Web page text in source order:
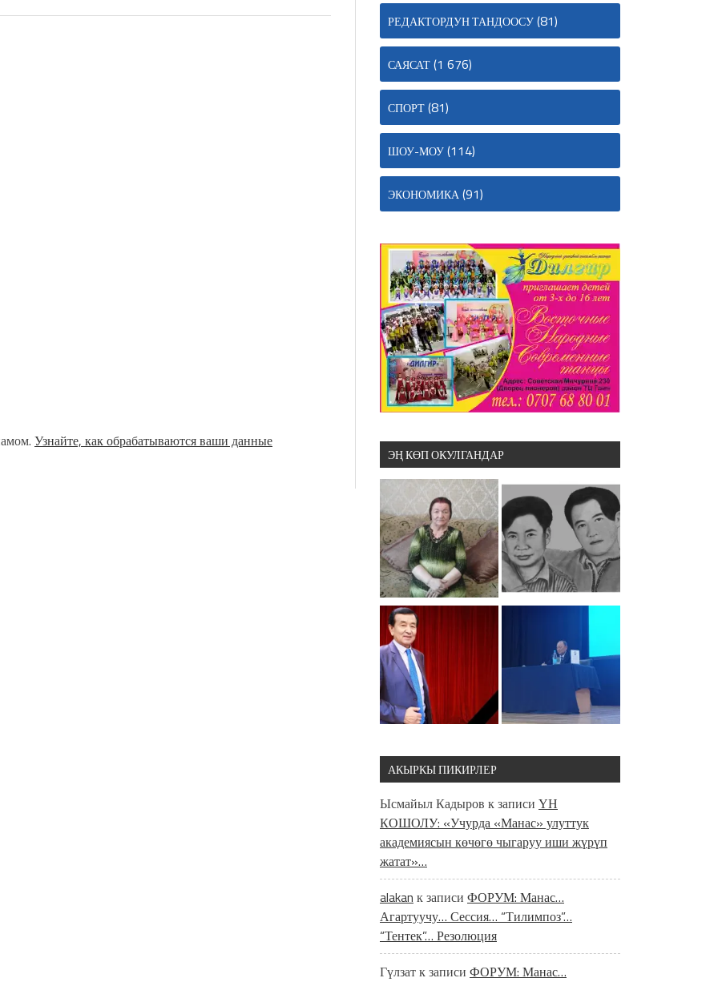
Узнайте, как обрабатываются ваши данные
РЕДАКТОРДУН ТАНДООСУ(81)
САЯСАТ(1 676)
СПОРТ(81)
ШОУ-МОУ(114)
ЭКОНОМИКА(91)
ЭҢ КӨП ОКУЛГАНДАР
АКЫРКЫ ПИКИРЛЕР
Ысмайыл Кадыров к записи ҮН
КОШОЛУ: «Учурда «Манас» улуттук
академиясын көчөгө чыгаруу иши жүрүп
жатат»…
alakan к записи ФОРУМ: Манас…
Агартуучу… Сессия… “Тилимпоз”…
“Тентек”… Резолюция
Гүлзатк записи ФОРУМ: Манас…